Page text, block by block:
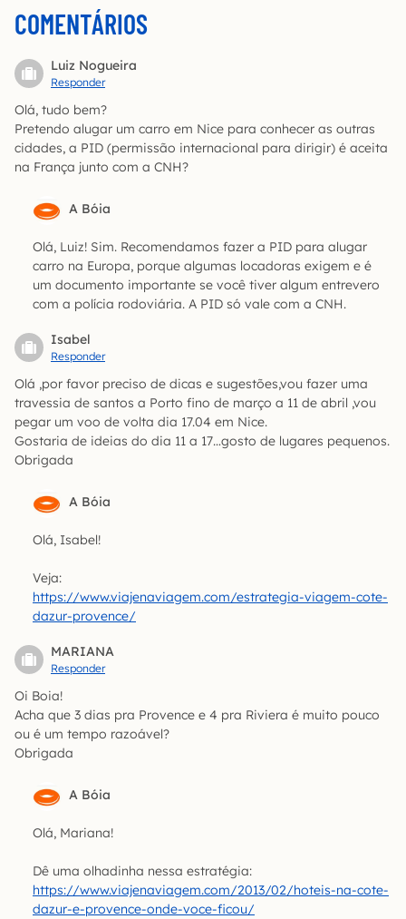
COMENTÁRIOS
Luiz Nogueira
Responder
Olá, tudo bem?
Pretendo alugar um carro em Nice para conhecer as outras
cidades, a PID (permissão internacional para dirigir) é aceita
na França junto com a CNH?
A Bóia
Olá, Luiz! Sim. Recomendamos fazer a PID para alugar
carro na Europa, porque algumas locadoras exigem e é
um documento importante se você tiver algum entrevero
com a polícia rodoviária. A PID só vale com a CNH.
Isabel
Responder
Olá ,por favor preciso de dicas e sugestões,vou fazer uma
travessia de santos a Porto fino de março a 11 de abril ,vou
pegar um voo de volta dia 17.04 em Nice.
Gostaria de ideias do dia 11 a 17…gosto de lugares pequenos.
Obrigada
A Bóia
Olá, Isabel!
Veja:
https://www.viajenaviagem.com/estrategia-viagem-cote-
dazur-provence/
MARIANA
Responder
Oi Boia!
Acha que 3 dias pra Provence e 4 pra Riviera é muito pouco
ou é um tempo razoável?
Obrigada
A Bóia
Olá, Mariana!
Dê uma olhadinha nessa estratégia:
https://www.viajenaviagem.com/2013/02/hoteis-na-cote-
dazur-e-provence-onde-voce-ficou/